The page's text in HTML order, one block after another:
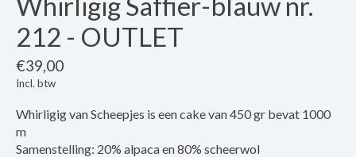
212 - OUTLET
€39,00
Incl. btw
Whirligig van Scheepjes is een cake van 450 gr bevat 1000
m
Samenstelling: 20% alpaca en 80% scheerwol